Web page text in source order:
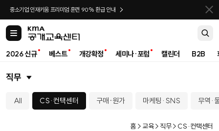
중소기업 인재키움 프리미엄 훈련 90% 환급 안내
카
고
2026 신규 베스트 개강확정 세미나·포럼 캘린더 B2B
직무
All CS·컨택센터 구매∙원가 마케팅·SNS 무역·
홈 > 교육 > 직무 > CS·컨택센터